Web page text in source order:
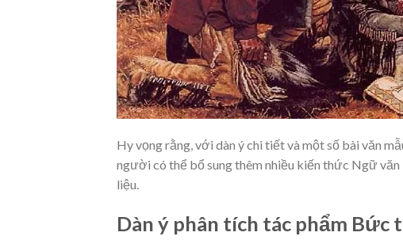
Hy vọng rằng, với dàn ý chi tiết và một số bài văn
người có thể bổ sung thêm nhiều kiến thức Ngữ văn
liệu.
Dàn ý phân tích tác phẩm Bức